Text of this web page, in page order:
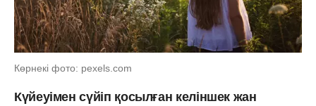
Көрнекі фото: pexels.com
Күйеуімен сүйіп қосылған келіншек жан